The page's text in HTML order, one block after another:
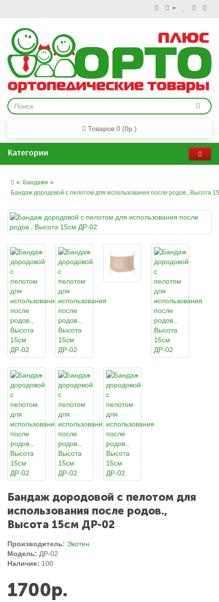
Товаров 0 (0р.)
Категории
Бандажи
Бандаж дородовой с пелотом для использования после родов., Высота
Бандаж дородовой с пелотом для
использования после родов.,
Высота 15см ДР-02
Производитель: Экотен
Модель: ДР-02
Наличие: 100
1700р.